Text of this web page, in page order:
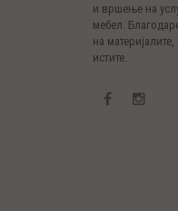
и вршење на
мебел.
на
истите.